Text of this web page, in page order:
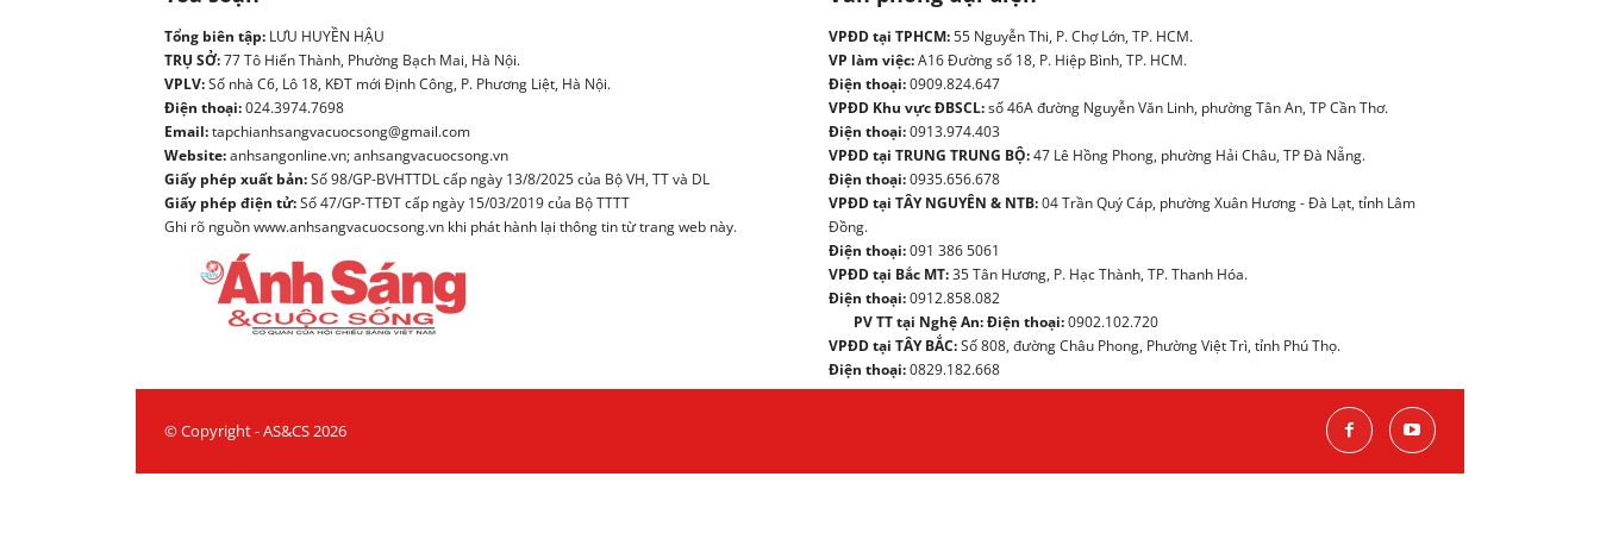
Tổng biên tập: LƯU HUYỀN HẬU
TRỤ SỞ:77 Tô Hiến Thành, Phường Bạch Mai, Hà Nội.
VPLV:Số nhà C6, Lô 18, KĐT mới Định Công, P. Phương Liệt, Hà Nội.
Điện thoại:024.3974.7698
Email:tapchianhsangvacuocsong@gmail.com
Website:anhsangonline.vn; anhsangvacuocsong.vn
Giấy phép xuất bản:Số 98/GP-BVHTTDL cấp ngày 13/8/2025 của Bộ VH, TT và DL
Giấy phép điện tử:Số 47/GP-TTĐT cấp ngày 15/03/2019 của Bộ TTTT
Ghi rõ nguồn www.anhsangvacuocsong.vn khi phát hành lại thông tin từ trang web này.
VPĐD tại TPHCM:55 Nguyễn Thi, P. Chợ Lớn, TP. HCM.
VP làm việc:A16 Đường số 18, P. Hiệp Bình, TP. HCM.
Điện thoại:0909.824.647
VPĐD Khu vực ĐBSCL:số 46A đường Nguyễn Văn Linh, phường Tân An, TP Cần Thơ.
Điện thoại:0913.974.403
VPĐD tại TRUNG TRUNG BỘ:47 Lê Hồng Phong, phường Hải Châu, TP Đà Nẵng.
Điện thoại:0935.656.678
VPĐD tại TÂY NGUYÊN & NTB:04 Trần Quý Cáp, phường Xuân Hương - Đà Lạt, tỉnh Lâm
Đồng.
Điện thoại:091 386 5061
VPĐD tại Bắc MT:35 Tân Hương, P. Hạc Thành, TP. Thanh Hóa.
Điện thoại:0912.858.082
PV TT tại Nghệ An:Điện thoại:0902.102.720
VPĐD tại TÂY BẮC:Số 808, đường Châu Phong, Phường Việt Trì, tỉnh Phú Thọ.
Điện thoại:0829.182.668
© Copyright - AS&CS 2026